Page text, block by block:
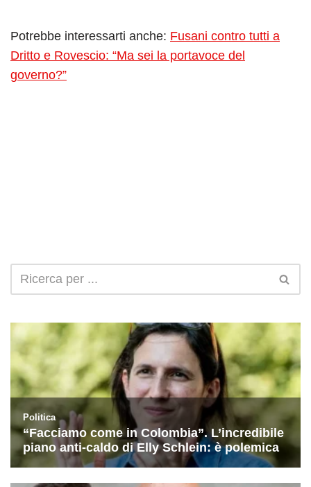
Potrebbe interessarti anche: Fusani contro tutti a
Dritto e Rovescio: “Ma sei la portavoce del
governo?”